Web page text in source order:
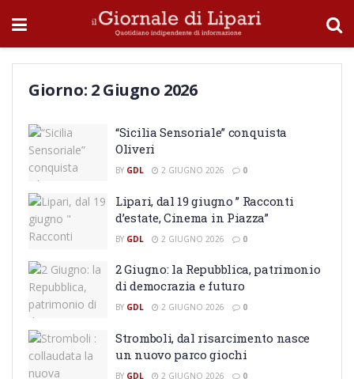
Giorno: 2 Giugno 2026
“Sicilia Sensoriale” conquista
Oliveri
BY GDL 2 GIUGNO 2026 0
Lipari, dal 19 giugno ” Racconti
d’estate, Cinema in Piazza”
BY GDL 2 GIUGNO 2026 0
2 Giugno: la Repubblica, patrimonio
di democrazia e futuro
BY GDL 2 GIUGNO 2026 0
Stromboli, dal risarcimento nasce
un nuovo parco giochi
BY GDL 2 GIUGNO 2026 0